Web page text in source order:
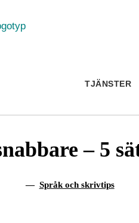
TJÄNSTER
– 5
— Språk och skrivtips